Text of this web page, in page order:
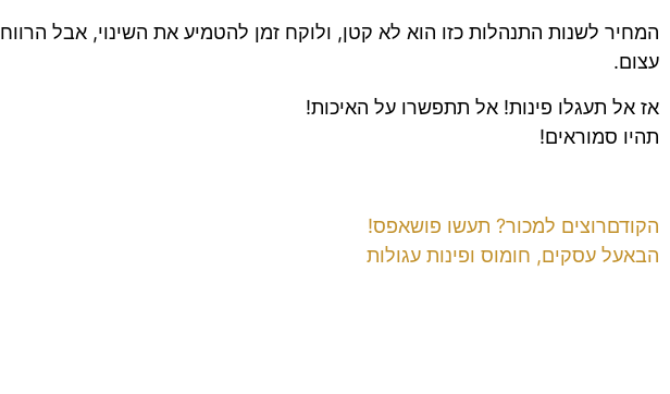
המחיר לשנות התנהלות כזו הוא לא קטן, ולוקח זמן להטמיע את השינוי, אבל הרווח
עצום.
אז אל תעגלו פינות! אל תתפשרו על האיכות!
תהיו סמוראים!
הקודםרוצים למכור? תעשו פושאפס!
הבאעל עסקים, חומוס ופינות עגולות